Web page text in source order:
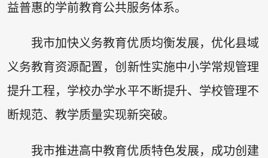
益普惠的学前教育公共服务体系。
我市加快义务教育优质均衡发展，优化县域
义务教育资源配置，创新性实施中小学常规管理
提升工程，学校办学水平不断提升、学校管理不
断规范、教学质量实现新突破。
我市推进高中教育优质特色发展，成功创建